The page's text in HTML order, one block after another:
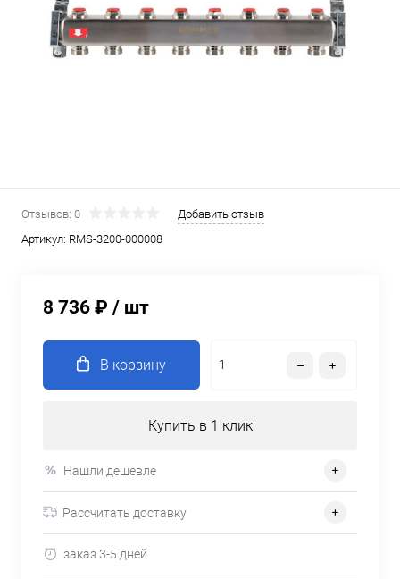
Отзывов: 0
Добавить отзыв
Артикул: RMS-3200-000008
8 736 ₽ / шт
В корзину
Купить в 1 клик
Нашли дешевле
Рассчитать доставку
заказ 3-5 дней